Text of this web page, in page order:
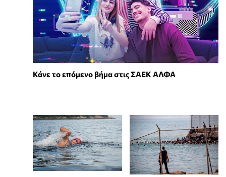
Κάνε το επόμενο βήμα στις ΣΑΕΚ ΑΛΦΑ